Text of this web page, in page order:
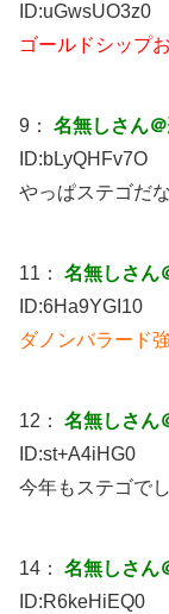
ID:uGwsUO3z0
ゴールドシップ
9： 名無しさん
ID:bLyQHFv7O
やっぱステゴだ
11： 名無しさん
ID:6Ha9YGI10
ダノンバラード
12： 名無しさん
ID:st+A4iHG0
今年もステゴで
14： 名無しさん
ID:R6keHiEQ0